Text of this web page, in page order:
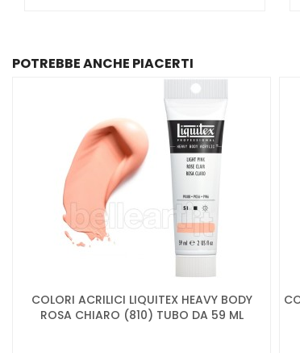
POTREBBE ANCHE PIACERTI
COLORI ACRILICI LIQUITEX HEAVY BODY
ROSA CHIARO (810) TUBO DA 59 ML